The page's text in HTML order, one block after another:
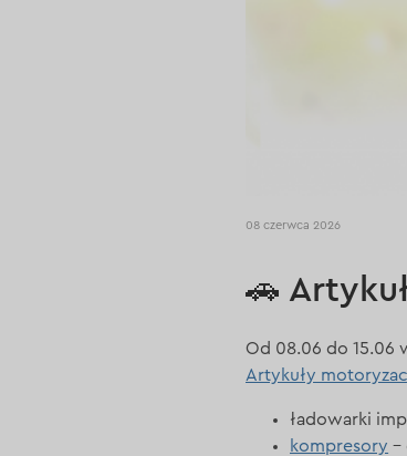
08 czerwca 2026
🚗
Od 08.06 do 15.06
Artykuły
ładowarki
kompresory –